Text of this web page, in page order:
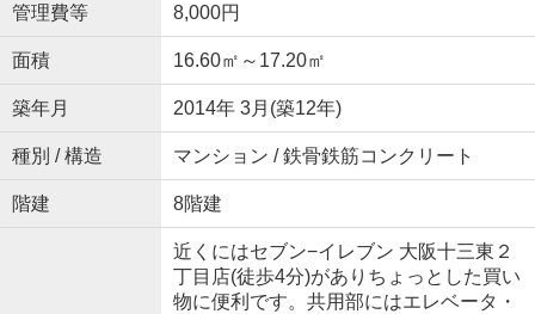
管理費等 8,000円
面積 16.60㎡～17.20㎡
築年月 2014年 3月(築12年)
種別 / 構造 マンション / 鉄骨鉄筋コンクリート
階建 8階建
近くにはセブン−イレブン 大阪十三東２
丁目店(徒歩4分)がありちょっとした買い
物に便利です。共用部にはエレベータ・